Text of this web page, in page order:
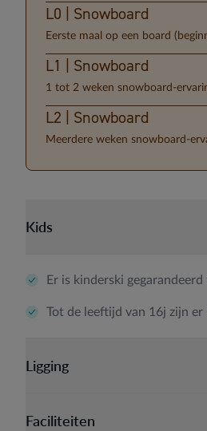
L0 | Snowboard
Eerste maal op een board
L1 | Snowboard
1 tot 2 weken snowboard-
L2 | Snowboard
Meerdere weken snowboard-
Kids
Er is kinderski
Tot de leeftijd van 16j zijn
Ligging
Faciliteiten